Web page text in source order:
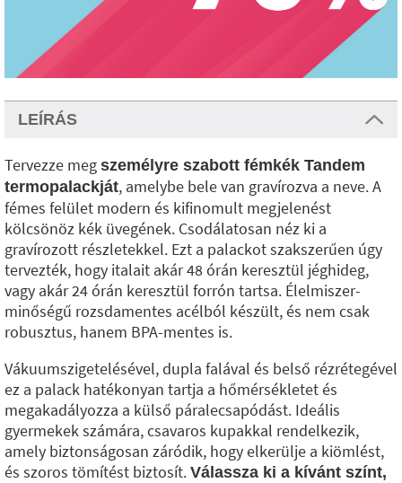
LEÍRÁS
Tervezze meg személyre szabott fémkék Tandem
termopalackját, amelybe bele van gravírozva a neve. A
fémes felület modern és kifinomult megjelenést
kölcsönöz kék üvegének. Csodálatosan néz ki a
gravírozott részletekkel. Ezt a palackot szakszerűen úgy
tervezték, hogy italait akár 48 órán keresztül jéghideg,
vagy akár 24 órán keresztül forrón tartsa. Élelmiszer-
minőségű rozsdamentes acélból készült, és nem csak
robusztus, hanem BPA-mentes is.
Vákuumszigetelésével, dupla falával és belső rézrétegével
ez a palack hatékonyan tartja a hőmérsékletet és
megakadályozza a külső páralecsapódást. Ideális
gyermekek számára, csavaros kupakkal rendelkezik,
amely biztonságosan záródik, hogy elkerülje a kiömlést,
és szoros tömítést biztosít. Válassza ki a kívánt színt,